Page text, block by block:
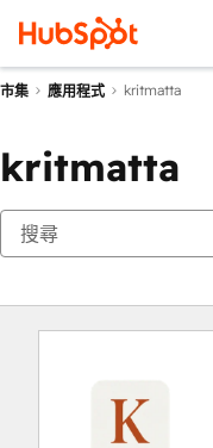
市集 應用程式 kritmatta
kritmatta